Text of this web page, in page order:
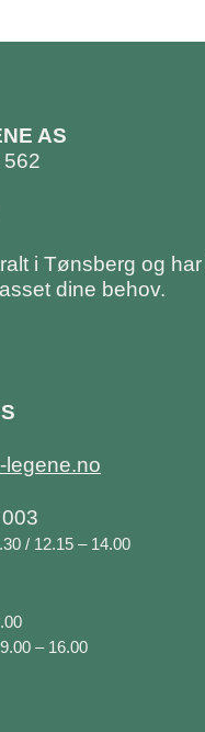
AS
562
i Tønsberg og
dine behov.
legene.no
/ 12.15 – 14.00
– 16.00